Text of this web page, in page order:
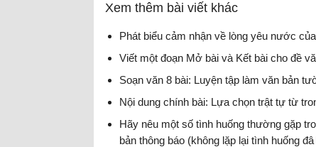
Xem thêm bài viết khác
Phát biểu cảm nhận về lòng yêu nước
Viết một đoạn Mở bài và Kết bài cho đề
Soạn văn 8 bài: Luyện tập làm văn bản
Nội dung chính bài: Lựa chọn trật tự từ
Hãy nêu một số tình huống thường gặp
bản thông báo (không lặp lại tình huống